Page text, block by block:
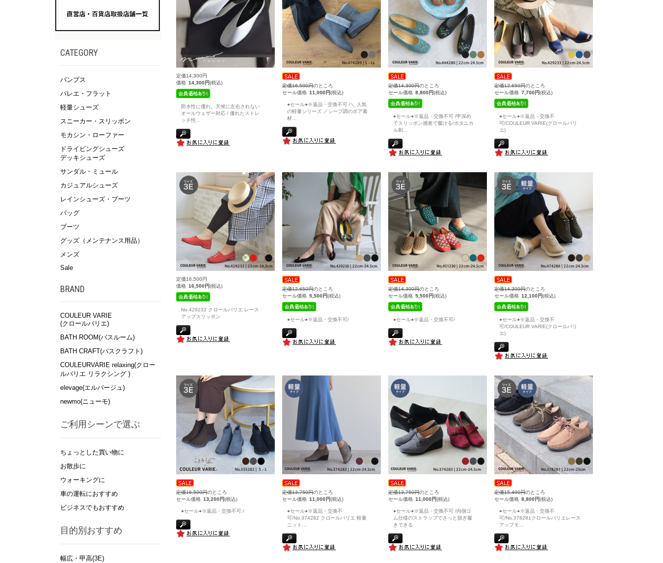
CATEGORY
パンプス
バレエ・フラット
軽量シューズ
スニーカー・スリッポン
モカシン・ローファー
ドライビングシューズ
デッキシューズ
サンダル・ミュール
カジュアルシューズ
レインシューズ・ブーツ
バッグ
ブーツ
グッズ（メンテナンス用品）
メンズ
Sale
BRAND
COULEUR VARIE
(クロールバリエ)
BATH ROOM(バスルーム)
BATH CRAFT(バスクラフト)
COULEURVARIE relaxing(クロー
ルバリエ リラクシング )
elevage(エルバージュ)
newmo(ニューモ)
ご利用シーンで選ぶ
ちょっとした買い物に
お散歩に
ウォーキングに
車の運転におすすめ
ビジネスでもおすすめ
目的別おすすめ
幅広・甲高(3E)
定価14,300円
価格 14,300円(税込)
防水性に優れ、天候に左右されない
オールウェザー対応 / 優れたストレ
ッチ性
定価16,500円のところ
セール価格 11,000円(税込)
●セール●※返品・交換不可 /＼ 人気
の軽量シリーズ ／シープ調のボア素
材
定価14,300円のところ
セール価格 8,800円(税込)
●セール●※返品・交換不可 /甲深め
でスリッポン感覚で履ける/ボタニカ
ル刺
定価12,650円のところ
セール価格 7,700円(税込)
●セール●※返品・交換不
可/COULEUR VARIE(クロールバリ
エ)
定価16,500円
価格 16,500円(税込)
No.429232 クロールバリエ レース
アップスリッポン
定価12,650円のところ
セール価格 5,500円(税込)
●セール●※返品・交換不可/
定価14,300円のところ
セール価格 5,500円(税込)
●セール●※返品・交換不可/
定価14,300円のところ
セール価格 12,100円(税込)
●セール●※返品・交換不
可/COULEUR VARIE(クロールバリ
エ)
定価16,500円のところ
セール価格 13,200円(税込)
●セール●※返品・交換不可 /
定価13,750円のところ
セール価格 11,000円(税込)
●セール●※返品・交換不
可/No.374282 クロールバリエ 軽量
ニット
定価13,750円のところ
セール価格 11,000円(税込)
●セール●※返品・交換不可 /内側ゴ
ム仕様のストラップでさっと脱ぎ履
きできる
定価15,400円のところ
セール価格 8,800円(税込)
●セール●※返品・交換不
可/No.378281クロールバリエレース
アップモ